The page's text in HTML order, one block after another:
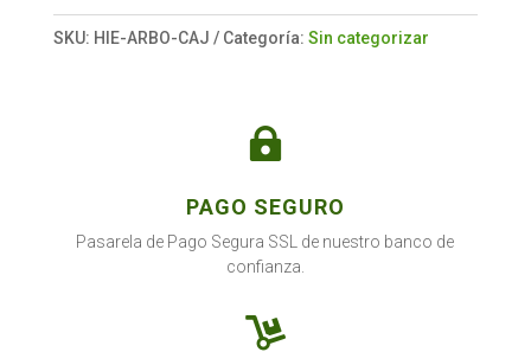
SKU: HIE-ARBO-CAJ Categoría: Sin categorizar

PAGO SEGURO
Pasarela de Pago Segura SSL de nuestro banco de
confianza.
